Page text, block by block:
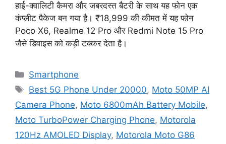
हाई-क्वालिटी कैमरा और जबरदस्त बैटरी के साथ यह फोन एक
कंप्लीट पैकेज बन गया है। ₹18,999 की कीमत में यह फोन
Poco X6, Realme 12 Pro और Redmi Note 15 Pro
जैसे डिवाइस को कड़ी टक्कर देता है।
Categories
Smartphone
Tags
Best 5G Phone Under 20000, Moto 50MP AI
Camera Phone, Moto 6800mAh Battery Mobile,
Moto TurboPower Charging Phone, Motorola
120Hz AMOLED Display, Motorola Moto G86